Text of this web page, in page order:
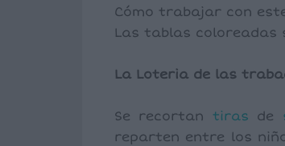
Cómo trabajar con
Las tablas
La Loteria de las
Se recortan tiras de
reparten entre los